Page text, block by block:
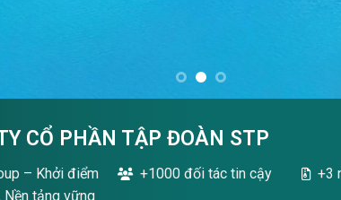
CỔ PHẦN TẬP ĐOÀN STP